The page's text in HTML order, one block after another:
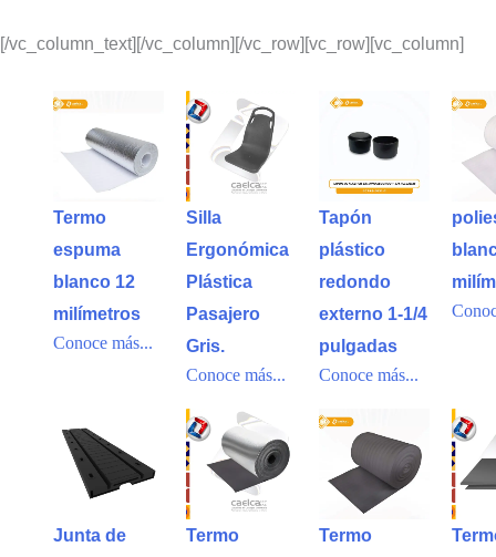
[/vc_column_text][/vc_column][/vc_row][vc_row][vc_column]
Termo
espuma
blanco 12
milímetros
Conoce más...
Silla
Ergonómica
Plástica
Pasajero
Gris.
Conoce más...
Tapón
plástico
redondo
externo 1-1/4
pulgadas
Conoce más...
Junta de
Termo
Termo